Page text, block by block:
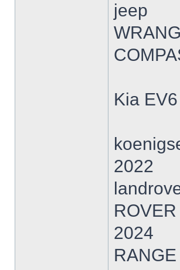
jeep
Kia
2022
2024